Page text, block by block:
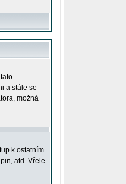
a stále se
možná
k ostatním
atd. Vřele